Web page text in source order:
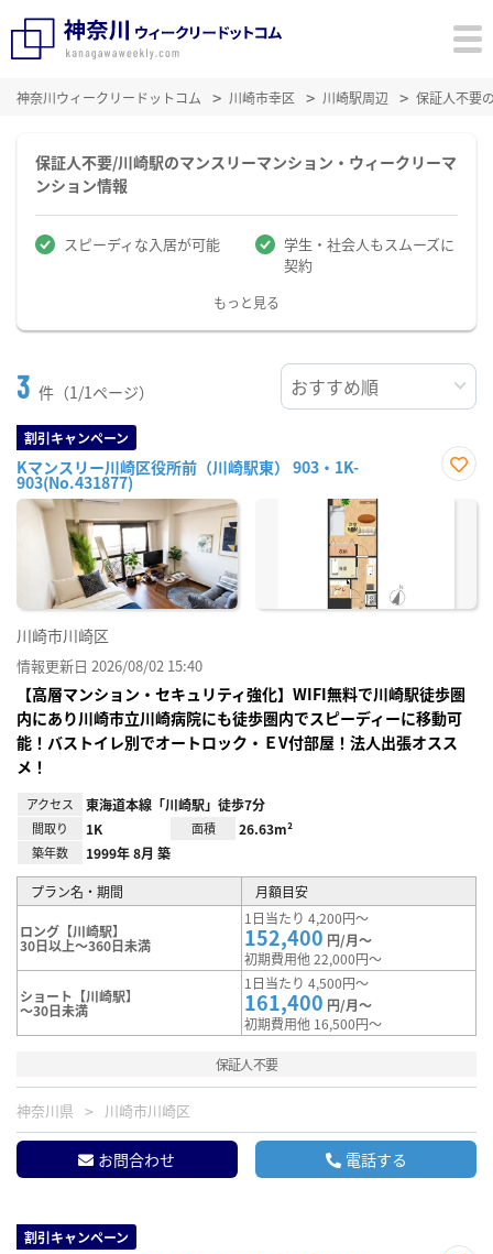
神奈川ウィークリードットコム 川崎市幸区 川崎駅周辺 保証人不要
保証人不要/川崎駅のマンスリーマンション・ウィークリーマ
ンション情報
スピーディな入居が可能
学生・社会人もスムーズに
契約
もっと見る
3 件（1/1ページ）
割引キャンペーン
Kマンスリー川崎区役所前（川崎駅東） 903・1K-
903(No.431877)
に入
川崎市川崎区
情報更新日 2026/08/02 15:40
【高層マンション・セキュリティ強化】WIFI無料で川崎駅徒歩圏
内にあり川崎市立川崎病院にも徒歩圏内でスピーディーに移動可
能！バストイレ別でオートロック・ＥV付部屋！法人出張オスス
メ！
アクセス 東海道本線「川崎駅」徒歩7分
間取り 1K 面積 26.63m²
築年数 1999年 8月 築
プラン名・期間 月額目安
ロング【川崎駅】
30日以上～360日未満
1日当たり 4,200円～
152,400 円/月～
初期費用他 22,000円～
ショート【川崎駅】
～30日未満
1日当たり 4,500円～
161,400 円/月～
初期費用他 16,500円～
保証人不要
神奈川県 川崎市川崎区
お問合わせ 電話する
割引キャンペーン